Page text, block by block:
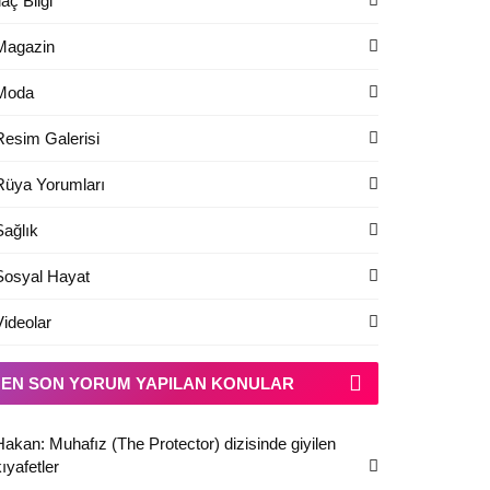
Galerisi
Yorumları
Hayat
EN SON YORUM YAPILAN KONULAR
Muhafız (The Protector) dizisinde giyilen